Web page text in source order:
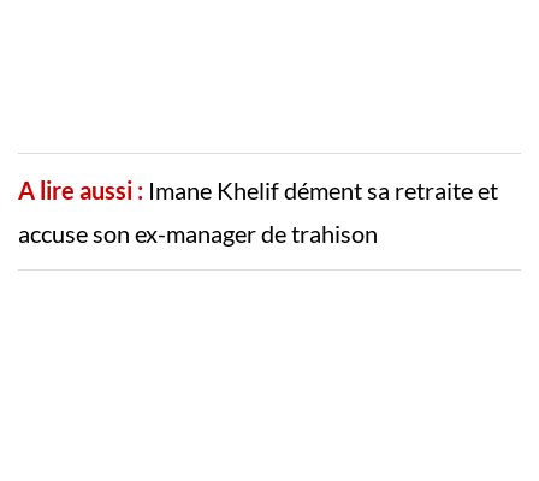
A lire aussi : Imane Khelif dément sa retraite et
accuse son ex-manager de trahison